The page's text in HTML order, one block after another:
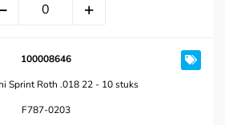
100008646
Sprint Roth .018 22 - 10 stuks
F787-0203